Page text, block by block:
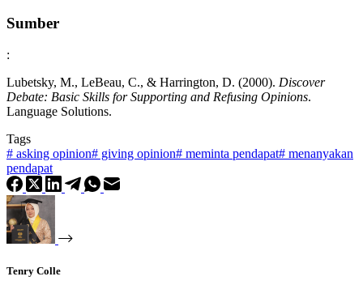
Sumber
:
Lubetsky, M., LeBeau, C., & Harrington, D. (2000). Discover
Debate: Basic Skills for Supporting and Refusing Opinions.
Language Solutions.
Tags
# asking opinion# giving opinion# meminta pendapat# menanyakan
pendapat
Tenry Colle